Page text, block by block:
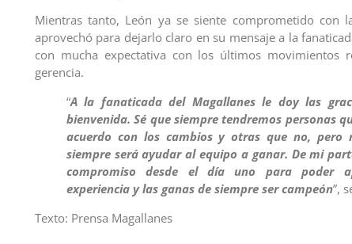
Mientras tanto, León ya se siente comprometido con
aprovechó para dejarlo claro en su mensaje a la
con mucha expectativa con los últimos movimientos
gerencia.
“A la fanaticada del Magallanes le doy las
bienvenida. Sé que siempre tendremos personas
acuerdo con los cambios y otras que no, pero
siempre será ayudar al equipo a ganar. De mi
compromiso desde el día uno para poder
experiencia y las ganas de siempre ser campeón”,
Texto: Prensa Magallanes